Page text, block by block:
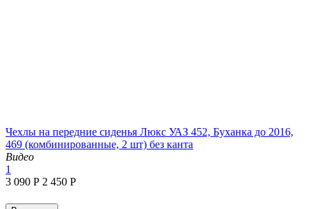
Чехлы на передние сиденья Люкс УАЗ 452, Буханка до 2016,
469 (комбинированные, 2 шт) без канта
Видео
1
3 090 Р 2 450 Р